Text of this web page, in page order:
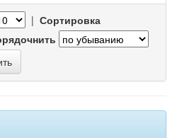
| Сортировка